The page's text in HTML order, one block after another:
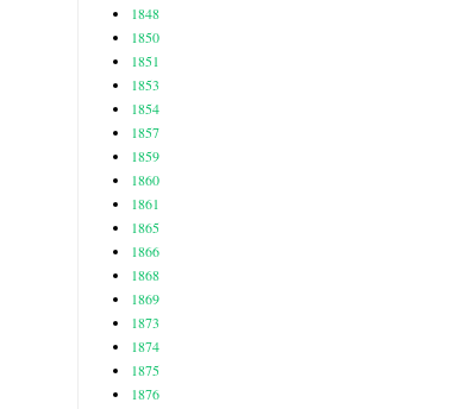
1848
1850
1851
1853
1854
1857
1859
1860
1861
1865
1866
1868
1869
1873
1874
1875
1876